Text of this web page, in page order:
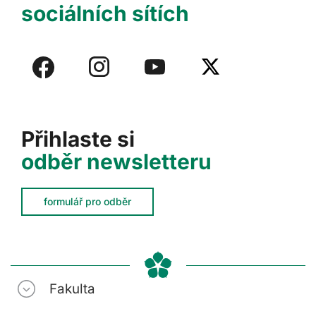
Přihlaste si
odběr newsletteru
formulář pro odběr
sociálních sítích
Fakulta